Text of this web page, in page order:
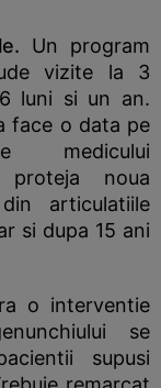
Un program
vizite la 3
luni si un an.
face o data pe
medicului
noua
articulatiile
si dupa 15 ani
o interventie
se
supusi